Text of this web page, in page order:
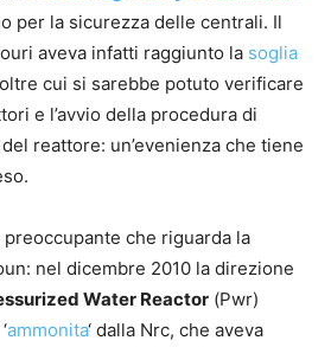
per la sicurezza delle centrali. Il
aveva infatti raggiunto la soglia
cui si sarebbe potuto verificare
e l’avvio della procedura di
reattore: un’evenienza che tiene
preoccupante che riguarda la
nel dicembre 2010 la direzione
Water Reactor (Pwr)
ammonita‘ dalla Nrc, che aveva